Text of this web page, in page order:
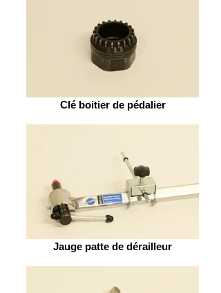
Clé boitier de pédalier
Jauge patte de dérailleur